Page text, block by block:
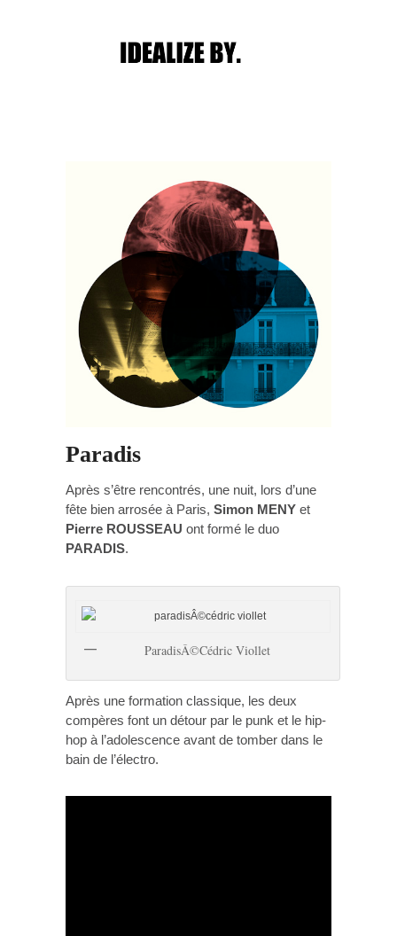
Paradis
Après s’être rencontrés, une nuit, lors d’une
fête bien arrosée à Paris, Simon MENY et
Pierre ROUSSEAU ont formé le duo
PARADIS.
ParadisÂ©Cédric Viollet
Après une formation classique, les deux
compères font un détour par le punk et le hip-
hop à l’adolescence avant de tomber dans le
bain de l’électro.